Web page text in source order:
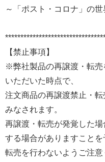
～「ポスト・コロナ」の
【禁止事項】
※弊社製品の再譲渡・転売
いただいた時点で、
注文商品の再譲渡禁止・
みなされます。
再譲渡・転売が発覚した
する場合がありますこと
転売を行わないようご注意